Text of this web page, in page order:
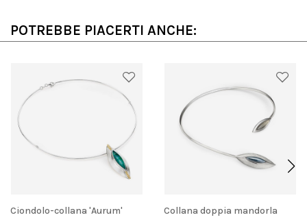
POTREBBE PIACERTI ANCHE:
Ciondolo-collana 'Aurum' Collana doppia mandorla